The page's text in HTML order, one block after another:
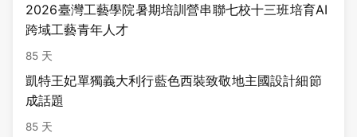
2026臺灣工藝學院暑期培訓營串聯七校十三班培育AI
跨域工藝青年人才
85 天
凱特王妃單獨義大利行藍色西裝致敬地主國設計細節
成話題
85 天